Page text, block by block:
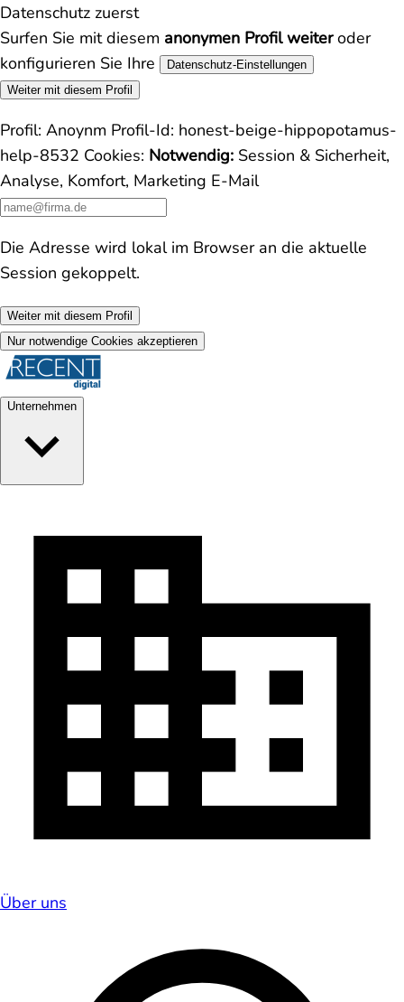
Datenschutz zuerst
Surfen Sie mit diesem anonymen Profil weiteroder
konfigurieren Sie Ihre
Datenschutz-Einstellungen
Weiter mit diesem Profil
Profil: Anoynm Profil-Id: honest-beige-hippopotamus-
help-8532 Cookies: Notwendig: Session & Sicherheit,
Analyse, Komfort, Marketing E-Mail
Die Adresse wird lokal im Browser an die aktuelle
Session gekoppelt.
Weiter mit diesem Profil
Nur notwendige Cookies akzeptieren
Unternehmen
Über uns